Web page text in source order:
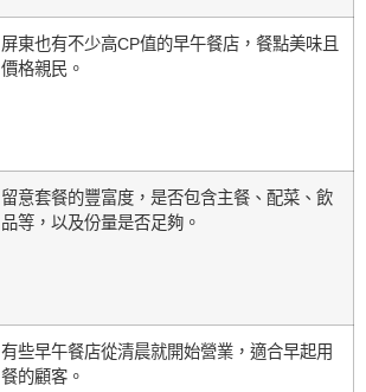
屏東也有不少高CP值的早午餐店，餐點美味且
價格親民。
留意套餐的豐富度，是否包含主餐、配菜、飲
品等，以及份量是否足夠。
有些早午餐店從清晨就開始營業，適合早起用
餐的顧客。